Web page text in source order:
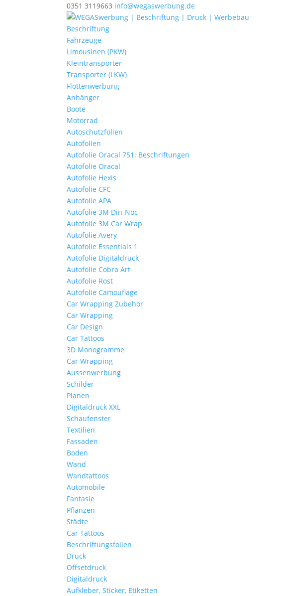
0351 3119663 info@wegaswerbung.de
Beschriftung
Fahrzeuge
Limousinen (PKW)
Kleintransporter
Transporter (LKW)
Flottenwerbung
Anhänger
Boote
Motorrad
Autoschutzfolien
Autofolien
Autofolie Oracal 751: Beschriftungen
Autofolie Oracal
Autofolie Hexis
Autofolie CFC
Autofolie APA
Autofolie 3M Din-Noc
Autofolie 3M Car Wrap
Autofolie Avery
Autofolie Essentials 1
Autofolie Digitaldruck
Autofolie Cobra Art
Autofolie Rost
Autofolie Camouflage
Car Wrapping Zubehör
Car Wrapping
Car Design
Car Tattoos
3D Monogramme
Car Wrapping
Aussenwerbung
Schilder
Planen
Digitaldruck XXL
Schaufenster
Textilien
Fassaden
Boden
Wand
Wandtattoos
Automobile
Fantasie
Pflanzen
Städte
Car Tattoos
Beschriftungsfolien
Druck
Offsetdruck
Digitaldruck
Aufkleber, Sticker, Etiketten